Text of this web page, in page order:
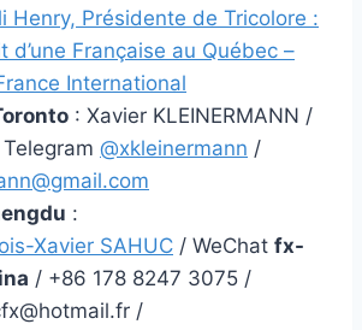
Henry, Présidente de Tricolore :
d’une Française au Québec –
International
: Xavier KLEINERMANN /
@xkleinermann /
:
Xavier SAHUC / WeChat fx-
/ +86 178 8247 3075 /
/